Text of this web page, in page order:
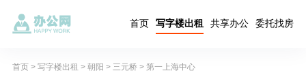
首页 写字楼出租 共享办公 委托找房
首页> 写字楼出租 > 朝阳 > 三元桥 > 第一上海中心